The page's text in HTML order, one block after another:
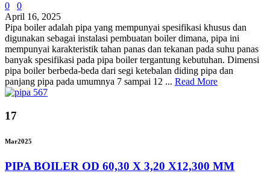
0
0
April 16, 2025
Pipa boiler adalah pipa yang mempunyai spesifikasi khusus dan
digunakan sebagai instalasi pembuatan boiler dimana, pipa ini
mempunyai karakteristik tahan panas dan tekanan pada suhu panas
banyak spesifikasi pada pipa boiler tergantung kebutuhan. Dimensi
pipa boiler berbeda-beda dari segi ketebalan diding pipa dan
panjang pipa pada umumnya 7 sampai 12 ... Read More
17
Mar2025
PIPA BOILER OD 60,30 X 3,20 X12,300 MM